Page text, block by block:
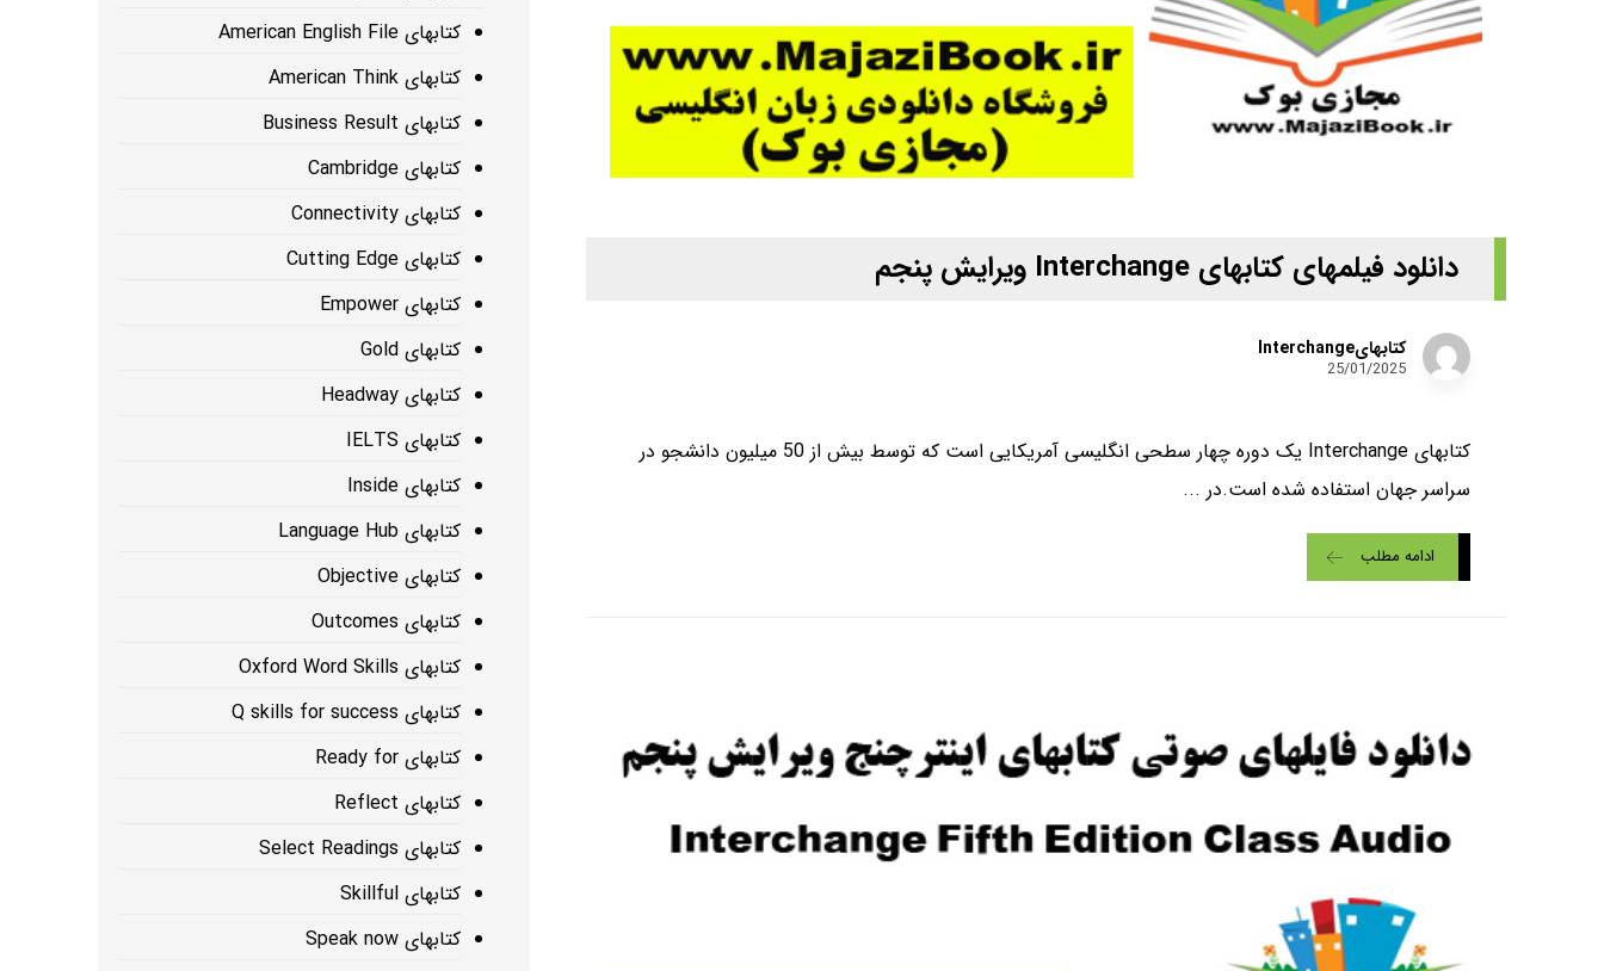
دانلود فیلمهای کتابهای Interchange ویرایش پنجم
کتابهایInterchange
25/01/2025
کتابهای Interchange یک دوره چهار سطحی انگلیسی آمریکایی است که توسط بیش از 50 میلیون دانشجو در
سراسر جهان استفاده شده است.در ...
ادامه مطلب
کتابهای American English File
کتابهای American Think
کتابهای Business Result
کتابهای Cambridge
کتابهای Connectivity
کتابهای Cutting Edge
کتابهای Empower
کتابهای Gold
کتابهای Headway
کتابهای IELTS
کتابهای Inside
کتابهای Language Hub
کتابهای Objective
کتابهای Outcomes
کتابهای Oxford Word Skills
کتابهای Q skills for success
کتابهای Ready for
کتابهای Reflect
کتابهای Select Readings
کتابهای Skillful
کتابهای Speak now